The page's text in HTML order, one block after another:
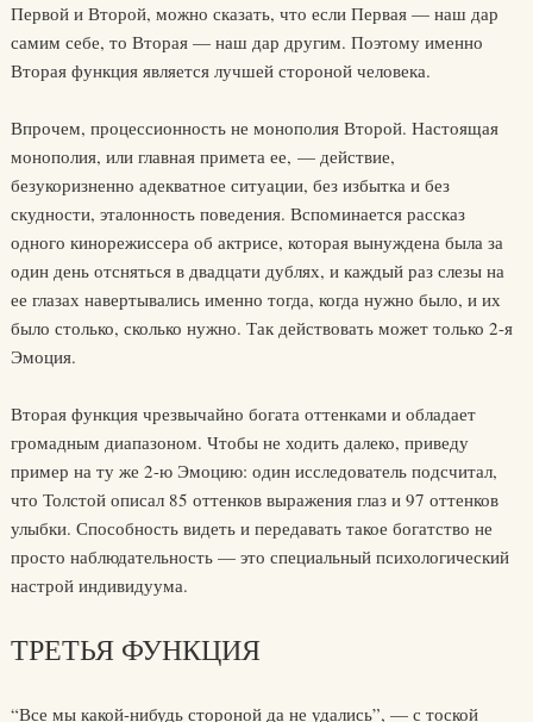
Первой и Второй, можно сказать, что если Первая — наш дар
самим себе, то Вторая — наш дар другим. Поэтому именно
Вторая функция является лучшей стороной человека.
Впрочем, процессионность не монополия Второй. Настоящая
монополия, или главная примета ее, — действие,
безукоризненно адекватное ситуации, без избытка и без
скудности, эталонность поведения. Вспоминается рассказ
одного кинорежиссера об актрисе, которая вынуждена была за
один день отсняться в двадцати дублях, и каждый раз слезы на
ее глазах навертывались именно тогда, когда нужно было, и их
было столько, сколько нужно. Так действовать может только 2-я
Эмоция.
Вторая функция чрезвычайно богата оттенками и обладает
громадным диапазоном. Чтобы не ходить далеко, приведу
пример на ту же 2-ю Эмоцию: один исследователь подсчитал,
что Толстой описал 85 оттенков выражения глаз и 97 оттенков
улыбки. Способность видеть и передавать такое богатство не
просто наблюдательность — это специальный психологический
настрой индивидуума.
ТРЕТЬЯ ФУНКЦИЯ
“Все мы какой-нибудь стороной да не удались”, — с тоской